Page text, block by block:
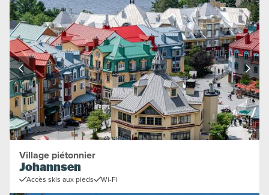
Village piétonnier
Johannsen
Accès skis aux pieds Wi-Fi